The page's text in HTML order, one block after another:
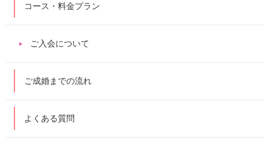
コース・料金プラン
ご入会について
ご成婚までの流れ
よくある質問